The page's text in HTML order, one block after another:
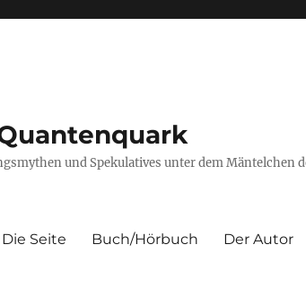
und Spekulatives unter dem Mäntelchen
Die Seite Buch/Hörbuch Der Autor